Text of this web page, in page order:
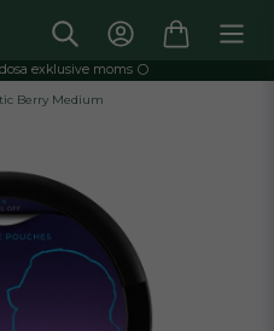
exklusive moms ⚪️
Berry Medium